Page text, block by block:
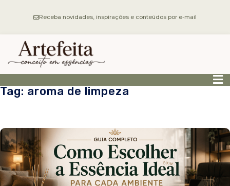
Receba novidades, inspirações e conteúdos por e-mail
Tag: aroma de limpeza